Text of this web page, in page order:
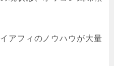
アフィのノウハウが大量